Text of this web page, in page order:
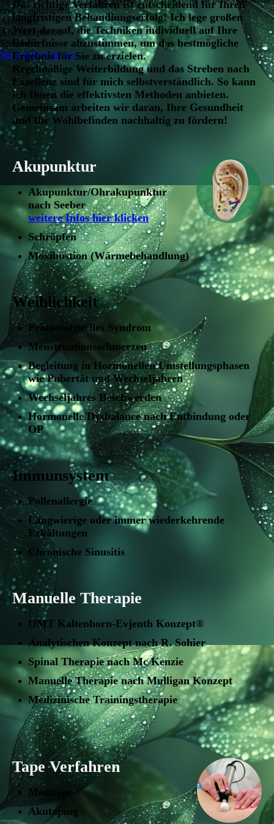
Das richtige Verfahren ist entscheidend für Ihren
langfristigen Behandlungserfolg! Ich lege großen
Wert darauf, die Techniken individuell auf Ihre
Bedürfnisse abzustimmen, um das bestmögliche
Ergebnis für Sie zu erzielen.
Regelmäßige Weiterbildung und das Streben nach
Exzellenz sind für mich selbstverständlich. So kann
ich Ihnen die effektivsten Methoden anbieten.
Gemeinsam arbeiten wir daran, Ihre Gesundheit
und Ihr Wohlbefinden nachhaltig zu fördern!
Akupunktur
Akupunktur/Ohrakupunktur
nach Seeber
weitere Infos hier klicken
Schröpfen
Moxibustion (Wärmebehandlung)
Weiblichkeit
Prämenstruelles Syndrom
Menstruationsschmerzen
Begleitung in Hormonellen Umstellungsphasen
wie Pubertät und Wechseljahren
Wechseljahres Beschwerden
Hormonelle Dysbalance nach Entbindung oder
OP
Immunsystem
Pollenallergie
Langwierige oder immer wiederkehrende
Erkältungen
Chronische Sinusitis
Manuelle Therapie
OMT Kaltenborn-Evjenth Konzept®
Analytischen Konzept nach R. Sohier
Spinal Therapie nach Mc Kenzie
Manuelle Therapie nach Mulligan Konzept
Medizinische Trainingstherapie
Tape Verfahren
Meditape
Akutaping
und zu optimieren.
Ablehnen
Alle akzeptieren
Speichern
Mehr Informationen